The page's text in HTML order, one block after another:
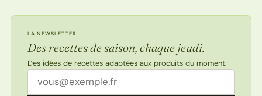
LA NEWSLETTER
Des recettes de saison, chaque jeudi.
Des idées de recettes adaptées aux produits du moment.
Adresse email